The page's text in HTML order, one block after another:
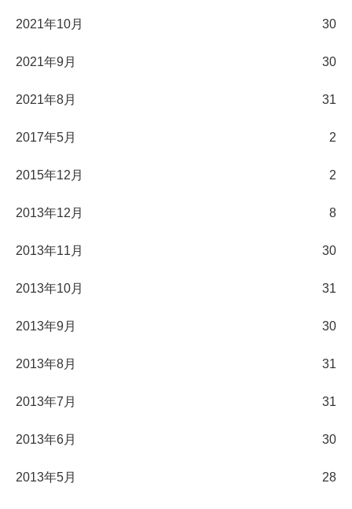
2021年10月 30
2021年9月 30
2021年8月 31
2017年5月 2
2015年12月 2
2013年12月 8
2013年11月 30
2013年10月 31
2013年9月 30
2013年8月 31
2013年7月 31
2013年6月 30
2013年5月 28